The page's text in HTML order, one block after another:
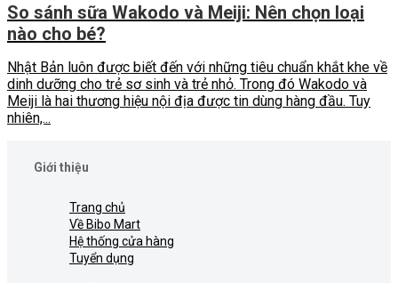
So sánh sữa Wakodo và Meiji: Nên chọn loại
nào cho bé?
Nhật Bản luôn được biết đến với những tiêu chuẩn khắt khe về
dinh dưỡng cho trẻ sơ sinh và trẻ nhỏ. Trong đó Wakodo và
Meiji là hai thương hiệu nội địa được tin dùng hàng đầu. Tuy
nhiên,...
Giới thiệu
Trang chủ
Về Bibo Mart
Hệ thống cửa hàng
Tuyển dụng